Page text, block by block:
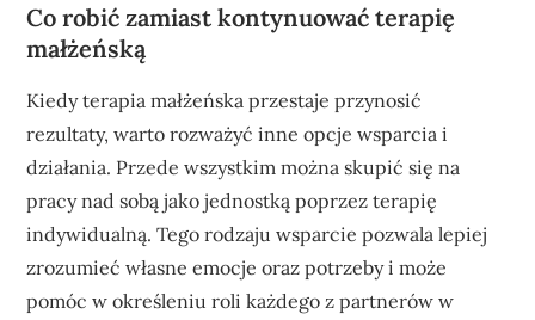
Co robić zamiast kontynuować terapię
małżeńską
Kiedy terapia małżeńska przestaje przynosić
rezultaty, warto rozważyć inne opcje wsparcia i
działania. Przede wszystkim można skupić się na
pracy nad sobą jako jednostką poprzez terapię
indywidualną. Tego rodzaju wsparcie pozwala lepiej
zrozumieć własne emocje oraz potrzeby i może
pomóc w określeniu roli każdego z partnerów w